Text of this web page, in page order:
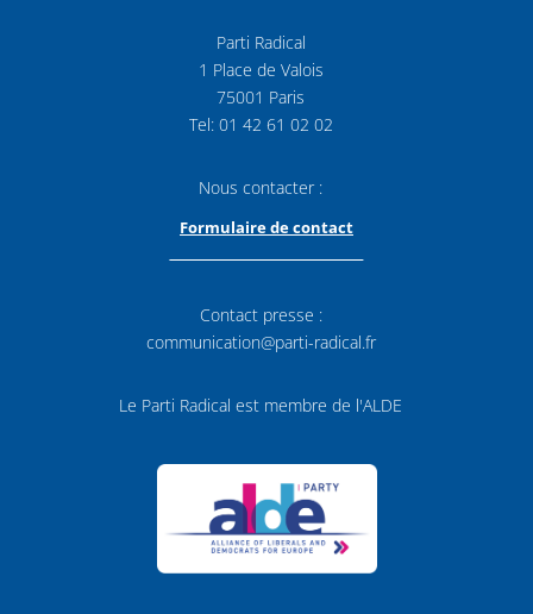
Parti Radical
1 Place de Valois
75001 Paris
Tel: 01 42 61 02 02
Nous contacter :
Formulaire de contact
Contact presse :
communication@parti-radical.fr
Le Parti Radical est membre de l'ALDE